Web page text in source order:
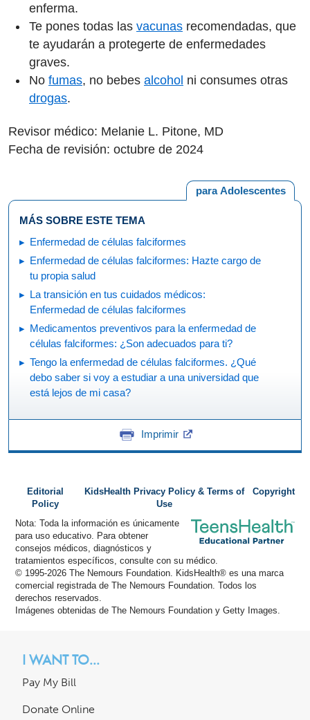
enferma.
Te pones todas las vacunas recomendadas, que
te ayudarán a protegerte de enfermedades
graves.
No fumas, no bebes alcohol ni consumes otras
drogas.
Revisor médico: Melanie L. Pitone, MD
Fecha de revisión: octubre de 2024
para Adolescentes
MÁS SOBRE ESTE TEMA
Enfermedad de células falciformes
Enfermedad de células falciformes: Hazte cargo de
tu propia salud
La transición en tus cuidados médicos:
Enfermedad de células falciformes
Medicamentos preventivos para la enfermedad de
células falciformes: ¿Son adecuados para ti?
Tengo la enfermedad de células falciformes. ¿Qué
debo saber si voy a estudiar a una universidad que
está lejos de mi casa?
Imprimir
Editorial
Policy
KidsHealth Privacy Policy & Terms of
Use
Copyright
Nota: Toda la información es únicamente
para uso educativo. Para obtener
consejos médicos, diagnósticos y
tratamientos específicos, consulte con su médico.
© 1995-2026 The Nemours Foundation. KidsHealth® es una marca
comercial registrada de The Nemours Foundation. Todos los
derechos reservados.
Imágenes obtenidas de The Nemours Foundation y Getty Images.
I WANT TO...
Pay My Bill
Donate Online